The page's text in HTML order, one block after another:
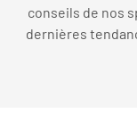
conseils de nos
dernières